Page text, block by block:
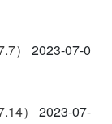
）
2023-07-0
）
2023-07-